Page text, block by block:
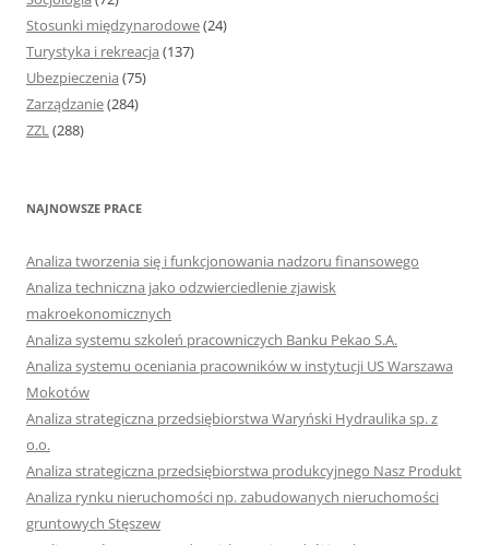
Stosunki międzynarodowe(24)
Turystyka i rekreacja (137)
Ubezpieczenia (75)
Zarządzanie(284)
ZZL(288)
NAJNOWSZE PRACE
Analiza tworzenia się i funkcjonowania nadzoru finansowego
Analiza techniczna jako odzwierciedlenie zjawisk
makroekonomicznych
Analiza systemu szkoleń pracowniczych Banku Pekao S.A.
Analiza systemu oceniania pracowników w instytucji US Warszawa
Mokotów
Analiza strategiczna przedsiębiorstwa Waryński Hydraulika sp. z
o.o.
Analiza strategiczna przedsiębiorstwa produkcyjnego Nasz Produkt
Analiza rynku nieruchomości np. zabudowanych nieruchomości
gruntowych Stęszew